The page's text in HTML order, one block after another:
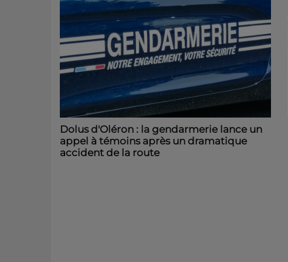
Dolus d'Oléron : la gendarmerie lance un
appel à témoins après un dramatique
accident de la route